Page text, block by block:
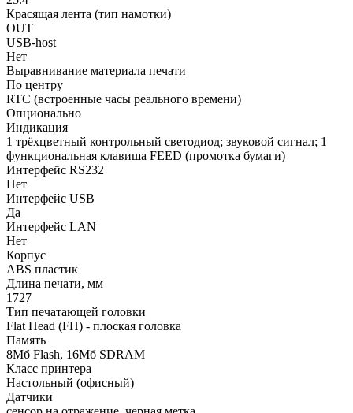
Красящая лента (тип намотки)
OUT
USB-host
Нет
Выравнивание материала печати
По центру
RTC (встроенные часы реального времени)
Опционально
Индикация
1 трёхцветный контрольный светодиод; звуковой сигнал; 1
функциональная клавиша FEED (промотка бумаги)
Интерфейс RS232
Нет
Интерфейс USB
Да
Интерфейс LAN
Нет
Корпус
ABS пластик
Длина печати, мм
1727
Тип печатающей головки
Flat Head (FH) - плоская головка
Память
8Мб Flash, 16Мб SDRAM
Класс принтера
Настольный (офисный)
Датчики